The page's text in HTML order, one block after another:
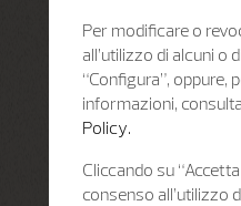
Per modificare o
all’utilizzo di alcuni o
“Configura”, oppure,
informazioni,
Policy.
Cliccando su
consenso all’utilizzo